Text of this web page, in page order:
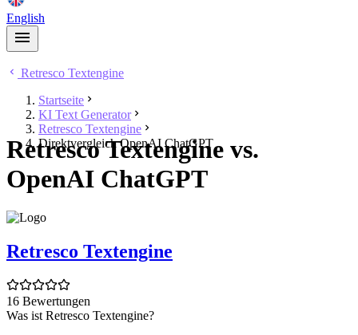
English
Retresco Textengine
Startseite
KI Text Generator
Retresco Textengine
Direktvergleich OpenAI ChatGPT
Retresco Textengine vs.
OpenAI ChatGPT
Retresco Textengine
16 Bewertungen
Was ist Retresco Textengine?